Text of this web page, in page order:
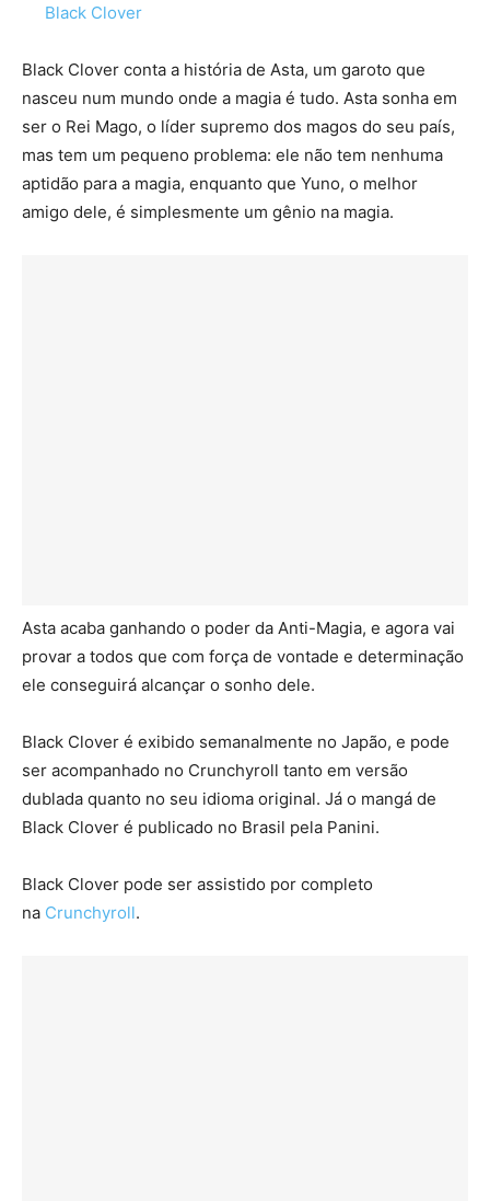
Black Clover
Black Clover conta a história de Asta, um garoto que
nasceu num mundo onde a magia é tudo. Asta sonha em
ser o Rei Mago, o líder supremo dos magos do seu país,
mas tem um pequeno problema: ele não tem nenhuma
aptidão para a magia, enquanto que Yuno, o melhor
amigo dele, é simplesmente um gênio na magia.
Asta acaba ganhando o poder da Anti-Magia, e agora vai
provar a todos que com força de vontade e determinação
ele conseguirá alcançar o sonho dele.
Black Clover é exibido semanalmente no Japão, e pode
ser acompanhado no Crunchyroll tanto em versão
dublada quanto no seu idioma original. Já o mangá de
Black Clover é publicado no Brasil pela Panini.
Black Clover pode ser assistido por completo
na Crunchyroll.